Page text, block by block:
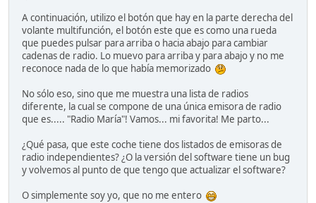
A continuación, utilizo el botón que hay en la parte derecha del
volante multifunción, el botón este que es como una rueda
que puedes pulsar para arriba o hacia abajo para cambiar
cadenas de radio. Lo muevo para arriba y para abajo y no me
reconoce nada de lo que había memorizado
No sólo eso, sino que me muestra una lista de radios
diferente, la cual se compone de una única emisora de radio
que es..... "Radio María"! Vamos... mi favorita! Me parto...
¿Qué pasa, que este coche tiene dos listados de emisoras de
radio independientes? ¿O la versión del software tiene un bug
y volvemos al punto de que tengo que actualizar el software?
O simplemente soy yo, que no me entero